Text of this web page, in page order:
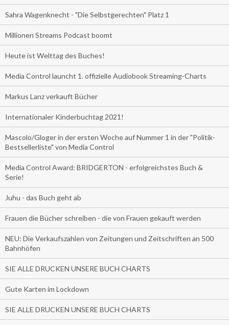
Sahra Wagenknecht - "Die Selbstgerechten" Platz 1
Millionen Streams Podcast boomt
Heute ist Welttag des Buches!
Media Control launcht 1. offizielle Audiobook Streaming-Charts
Markus Lanz verkauft Bücher
Internationaler Kinderbuchtag 2021!
Mascolo/Gloger in der ersten Woche auf Nummer 1 in der "Politik-
Bestsellerliste" von Media Control
Media Control Award: BRIDGERTON - erfolgreichstes Buch &
Serie!
Juhu - das Buch geht ab
Frauen die Bücher schreiben - die von Frauen gekauft werden
NEU: Die Verkaufszahlen von Zeitungen und Zeitschriften an 500
Bahnhöfen
SIE ALLE DRUCKEN UNSERE BUCH CHARTS
Gute Karten im Lockdown
SIE ALLE DRUCKEN UNSERE BUCH CHARTS